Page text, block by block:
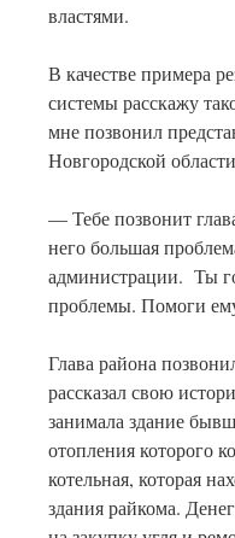
властями.
В качестве примера
системы расскажу
мне позвонил
Новгородской
— Тебе позвонит
него большая
администрации. Ты
проблемы. Помоги
Глава района
рассказал свою
занимала здание
отопления которого
котельная, которая
здания райкома.